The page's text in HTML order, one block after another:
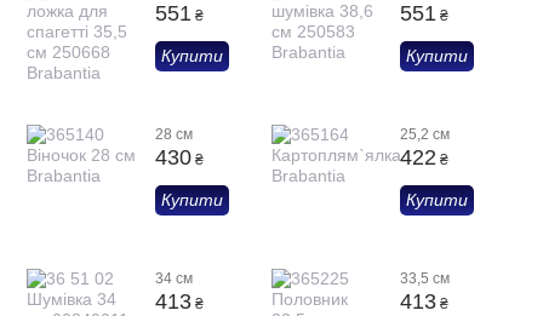
551 ₴
Купити
551 ₴
Купити
28 см
430 ₴
Купити
25,2 см
422 ₴
Купити
34 см
413 ₴
33,5 см
413 ₴